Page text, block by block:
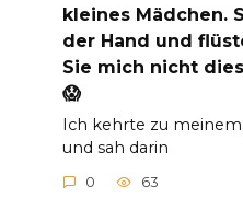
kleines Mädchen.
der Hand und
Sie mich nicht
😱
Ich kehrte zu
und sah darin
0 63